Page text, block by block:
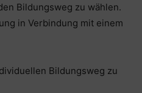
Bildungsweg zu wählen.
in Verbindung mit einem
Bildungsweg zu